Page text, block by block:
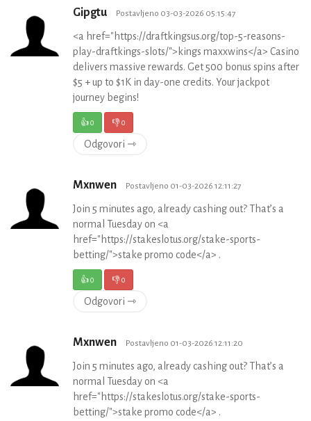
Gipgtu Postavljeno 03-03-2026 05:15:47
<a href="https://draftkingsus.org/top-5-reasons-
play-draftkings-slots/">kings maxxwins</a> Casino
delivers massive rewards. Get 500 bonus spins after
$5 + up to $1K in day-one credits. Your jackpot
journey begins!
👍0 👎0
Odgovori ⇾
Mxnwen Postavljeno 01-03-2026 12:11:27
Join 5 minutes ago, already cashing out? That’s a
normal Tuesday on <a
href="https://stakeslotus.org/stake-sports-
betting/">stake promo code</a> .
👍0 👎0
Odgovori ⇾
Mxnwen Postavljeno 01-03-2026 12:11:20
Join 5 minutes ago, already cashing out? That’s a
normal Tuesday on <a
href="https://stakeslotus.org/stake-sports-
betting/">stake promo code</a> .